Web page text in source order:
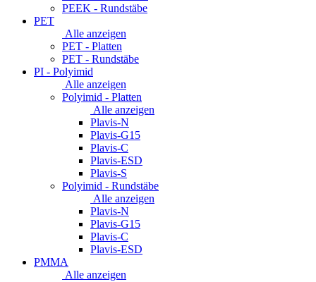
PEEK - Rundstäbe
PET
Alle anzeigen
PET - Platten
PET - Rundstäbe
PI - Polyimid
Alle anzeigen
Polyimid - Platten
Alle anzeigen
Plavis-N
Plavis-G15
Plavis-C
Plavis-ESD
Plavis-S
Polyimid - Rundstäbe
Alle anzeigen
Plavis-N
Plavis-G15
Plavis-C
Plavis-ESD
PMMA
Alle anzeigen